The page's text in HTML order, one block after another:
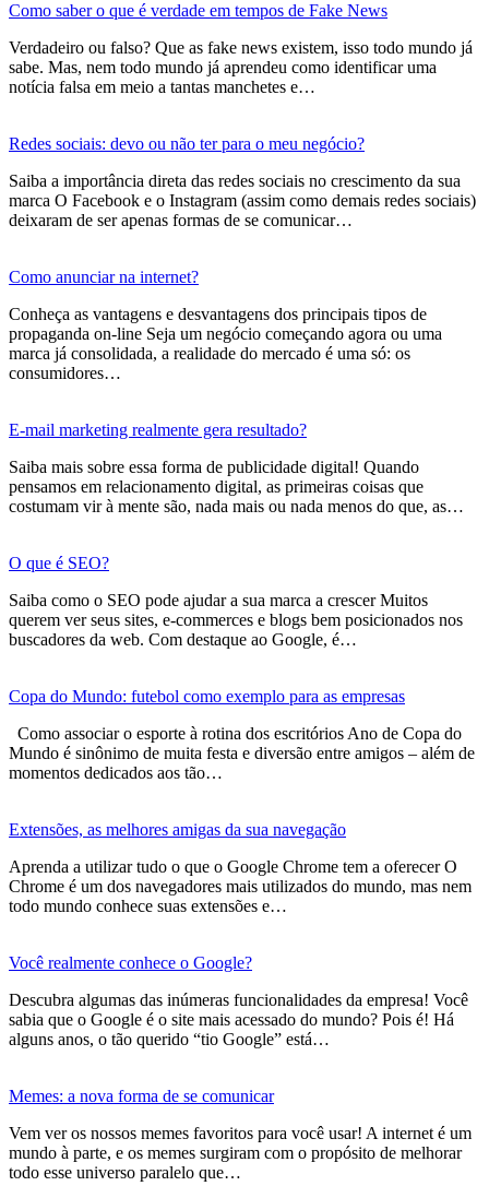
Como saber o que é verdade em tempos de Fake News
Verdadeiro ou falso? Que as fake news existem, isso todo mundo já
sabe. Mas, nem todo mundo já aprendeu como identificar uma
notícia falsa em meio a tantas manchetes e…
Redes sociais: devo ou não ter para o meu negócio?
Saiba a importância direta das redes sociais no crescimento da sua
marca O Facebook e o Instagram (assim como demais redes sociais)
deixaram de ser apenas formas de se comunicar…
Como anunciar na internet?
Conheça as vantagens e desvantagens dos principais tipos de
propaganda on-line Seja um negócio começando agora ou uma
marca já consolidada, a realidade do mercado é uma só: os
consumidores…
E-mail marketing realmente gera resultado?
Saiba mais sobre essa forma de publicidade digital! Quando
pensamos em relacionamento digital, as primeiras coisas que
costumam vir à mente são, nada mais ou nada menos do que, as…
O que é SEO?
Saiba como o SEO pode ajudar a sua marca a crescer Muitos
querem ver seus sites, e-commerces e blogs bem posicionados nos
buscadores da web. Com destaque ao Google, é…
Copa do Mundo: futebol como exemplo para as empresas
Como associar o esporte à rotina dos escritórios Ano de Copa do
Mundo é sinônimo de muita festa e diversão entre amigos – além de
momentos dedicados aos tão…
Extensões, as melhores amigas da sua navegação
Aprenda a utilizar tudo o que o Google Chrome tem a oferecer O
Chrome é um dos navegadores mais utilizados do mundo, mas nem
todo mundo conhece suas extensões e…
Você realmente conhece o Google?
Descubra algumas das inúmeras funcionalidades da empresa! Você
sabia que o Google é o site mais acessado do mundo? Pois é! Há
alguns anos, o tão querido “tio Google” está…
Memes: a nova forma de se comunicar
Vem ver os nossos memes favoritos para você usar! A internet é um
mundo à parte, e os memes surgiram com o propósito de melhorar
todo esse universo paralelo que…